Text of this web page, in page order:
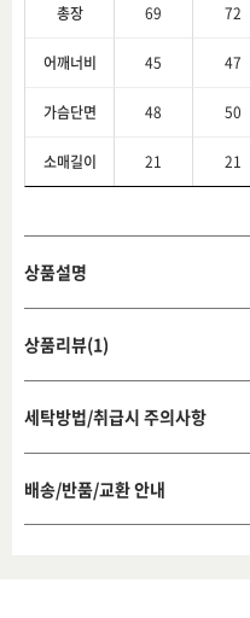
총장 69 72
어깨너비 45 47
가슴단면 48 50
소매길이 21 21
상품설명
상품리뷰(1)
세탁방법/취급시 주의사항
배송/반품/교환 안내